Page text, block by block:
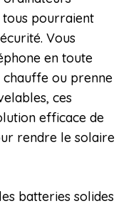
tous pourraient
Vous
en toute
chauffe ou prenne
ces
efficace de
rendre le solaire
batteries solides